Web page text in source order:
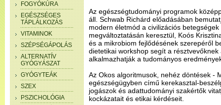
FOGYÓKÚRA
EGÉSZSÉGES
TÁPLÁLKOZÁS
VITAMINOK
SZÉPSÉGÁPOLÁS
ALTERNATÍV
GYÓGYÁSZAT
GYÓGYTEÁK
SZEX
PSZICHOLÓGIA
Az egészségtudományi programok
áll. Schwab Richárd előadásában
modern életmód a civilizációs
megváltoztatásán keresztül, Koós
és a mikrobiom fejlődésének szerepéről
dietetikai workshop segít a résztvevőknek
alkalmazhatják a tudományos
Az Okos algoritmusok, nehéz döntések -
egészségügyben című kerekasztal-
jogászok és adattudományi szakértők
kockázatait és etikai kérdéseit.